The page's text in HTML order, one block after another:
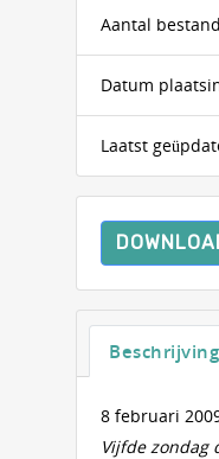
Aantal
Datum
Laatst
Beschrijving
8 februari
Vijfde zondag